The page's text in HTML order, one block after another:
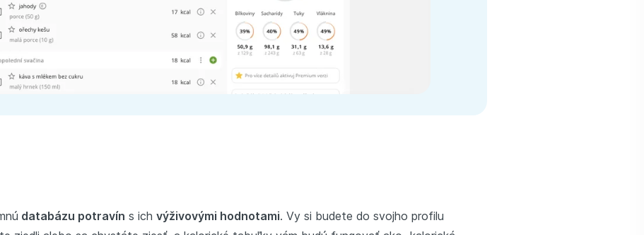
databázu potravín s ich výživovými hodnotami. Vy si budete do svojho profilu